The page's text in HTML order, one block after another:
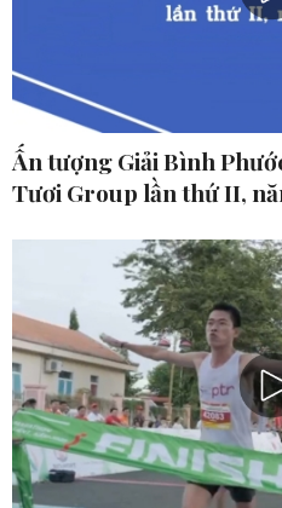
Ấn tượng Giải Bình
Tươi Group lần thứ II,